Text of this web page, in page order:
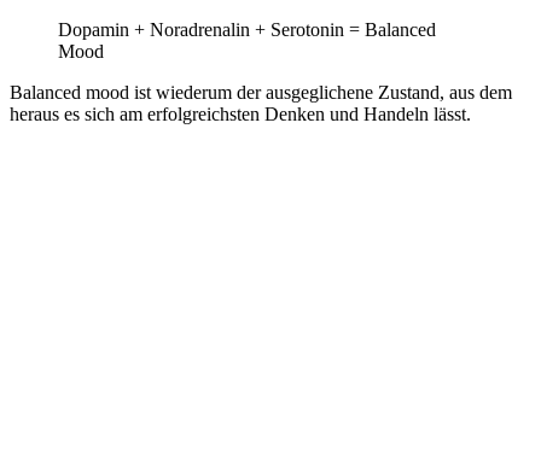
Dopamin + Noradrenalin + Serotonin = Balanced
Mood
Balanced mood ist wiederum der ausgeglichene Zustand, aus dem
heraus es sich am erfolgreichsten Denken und Handeln lässt.